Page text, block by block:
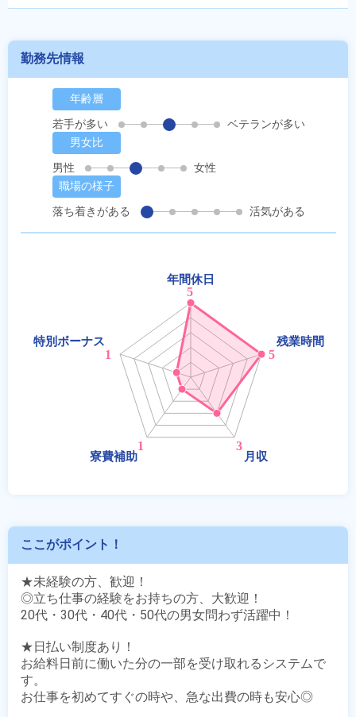
勤務先情報
年齢層
若手が多い
ベテランが多い
男女比
男性
女性
職場の様子
落ち着きがある
活気がある
ここがポイント！
★未経験の方、歓迎！
◎立ち仕事の経験をお持ちの方、大歓迎！
20代・30代・40代・50代の男女問わず活躍中！
★日払い制度あり！
お給料日前に働いた分の一部を受け取れるシステムで
す。
お仕事を初めてすぐの時や、急な出費の時も安心◎